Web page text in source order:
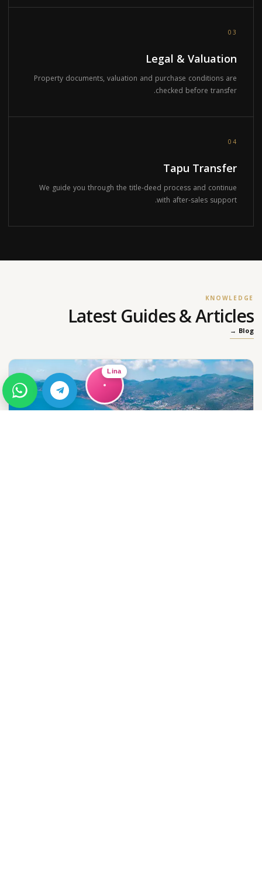
03
Legal & Valuation
Property documents, valuation and purchase conditions are
checked before transfer.
04
Tapu Transfer
We guide you through the title-deed process and continue
with after-sales support.
KNOWLEDGE
Latest Guides & Articles
Blog →
Lina